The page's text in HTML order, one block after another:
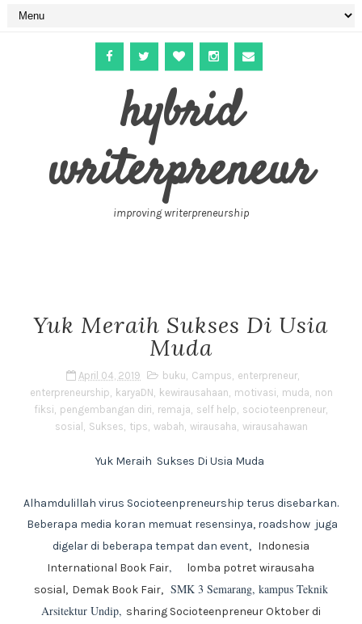
hybrid
writerpreneur
improving writerpreneurship
Yuk Meraih Sukses Di Usia
Muda
April 04, 2019 buku, Campus, enterpreneur,
enterpreneurship, karyaDN, kewirausahaan, motivasi, muda, non
fiksi, pengembangan diri, remaja, self help, socioteenpreneur,
sosial , Sukses, tips, wabah, wirausaha, wirausahawan
Yuk Meraih Sukses Di Usia Muda
Alhamdulillah virus Socioteenpreneurship terus disebarkan.
Beberapa media koran memuat resensinya, roadshow juga
digelar di beberapa tempat dan event, Indonesia
International Book Fair, lomba potret wirausaha
sosial, Demak Book Fair,SMK 3 Semarang, kampus Teknik
Arsitektur Undip, sharing Socioteenpreneur Oktober di